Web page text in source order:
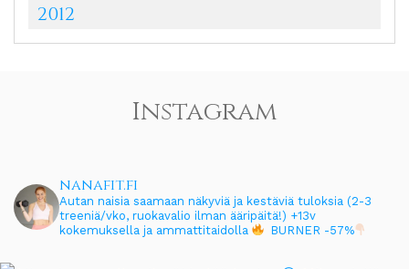
2012
Instagram
nanafit.fi
Autan naisia saamaan näkyviä ja kestäviä tuloksia (2-3
treeniä/vko, ruokavalio ilman ääripäitä!) +13v
kokemuksella ja ammattitaidolla
BURNER -57%